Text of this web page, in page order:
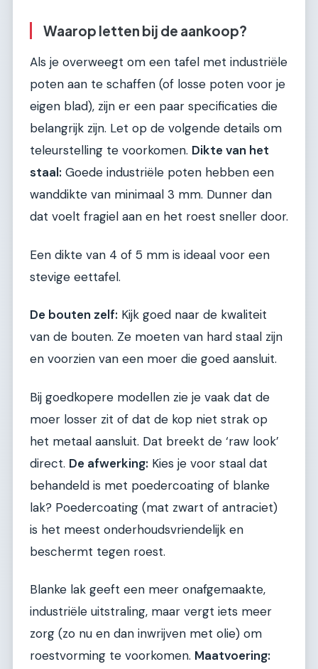
Waarop letten bij de aankoop?
Als je overweegt om een tafel met industriële
poten aan te schaffen (of losse poten voor je
eigen blad), zijn er een paar specificaties die
belangrijk zijn. Let op de volgende details om
teleurstelling te voorkomen. Dikte van het
staal: Goede industriële poten hebben een
wanddikte van minimaal 3 mm. Dunner dan
dat voelt fragiel aan en het roest sneller door.
Een dikte van 4 of 5 mm is ideaal voor een
stevige eettafel.
De bouten zelf: Kijk goed naar de kwaliteit
van de bouten. Ze moeten van hard staal zijn
en voorzien van een moer die goed aansluit.
Bij goedkopere modellen zie je vaak dat de
moer losser zit of dat de kop niet strak op
het metaal aansluit. Dat breekt de ‘raw look’
direct. De afwerking: Kies je voor staal dat
behandeld is met poedercoating of blanke
lak? Poedercoating (mat zwart of antraciet)
is het meest onderhoudsvriendelijk en
beschermt tegen roest.
Blanke lak geeft een meer onafgemaakte,
industriële uitstraling, maar vergt iets meer
zorg (zo nu en dan inwrijven met olie) om
roestvorming te voorkomen. Maatvoering: